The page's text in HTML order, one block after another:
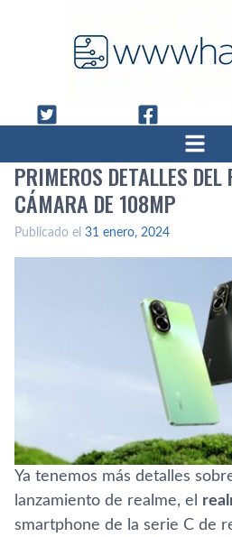
PRIMEROS DETALLES
CÁMARA DE 108MP
Publicado el 31 enero, 2024
Ya tenemos más detalles
lanzamiento de realme, el
smartphone de la serie C de